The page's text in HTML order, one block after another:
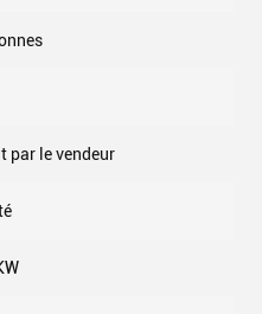
par le vendeur